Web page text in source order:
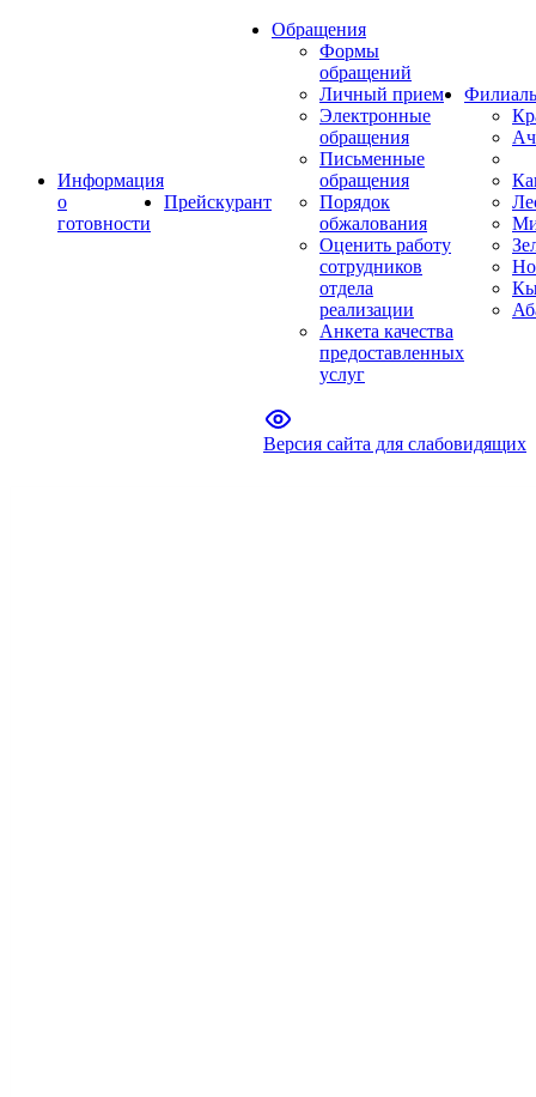
Информация
о
готовности
Прейскурант
Обращения
Формы
обращений
Личный прием
Электронные
обращения
Письменные
обращения
Порядок
обжалования
Оценить работу
сотрудников
отдела
реализации
Анкета качества
предоставленных
услуг
Версия сайта для слабовидящих